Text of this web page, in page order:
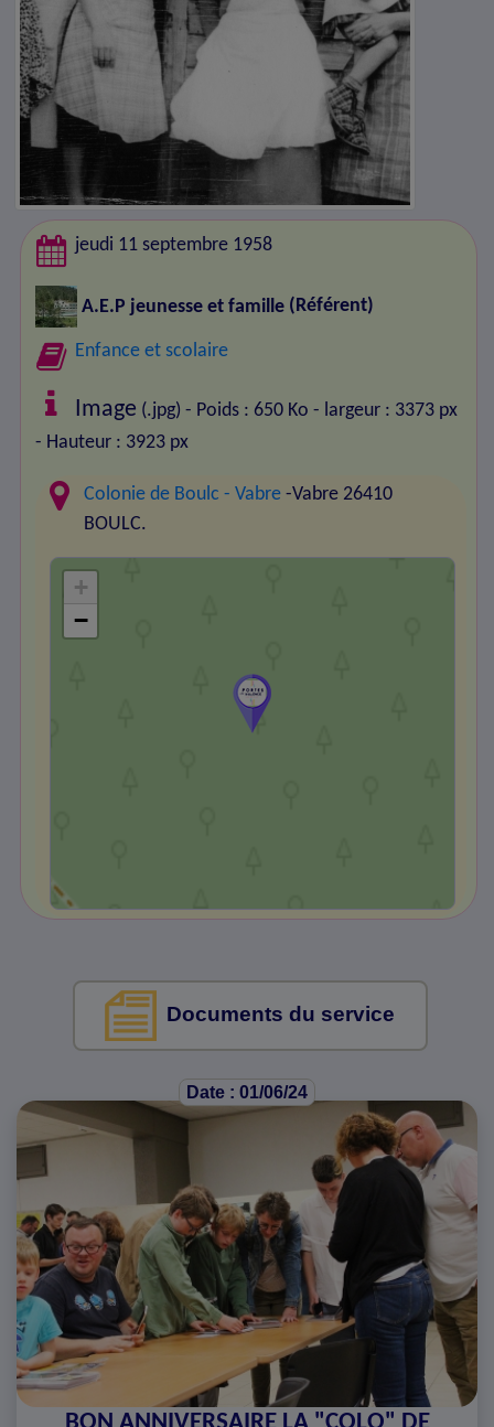
jeudi 11 septembre 1958
A.E.P jeunesse et famille (Référent)
Enfance et scolaire
Image (.jpg) - Poids : 650 Ko - largeur : 3373 px
- Hauteur : 3923 px
Colonie de Boulc - Vabre -Vabre 26410
BOULC.
+
−
Documents du service
Date : 01/06/24